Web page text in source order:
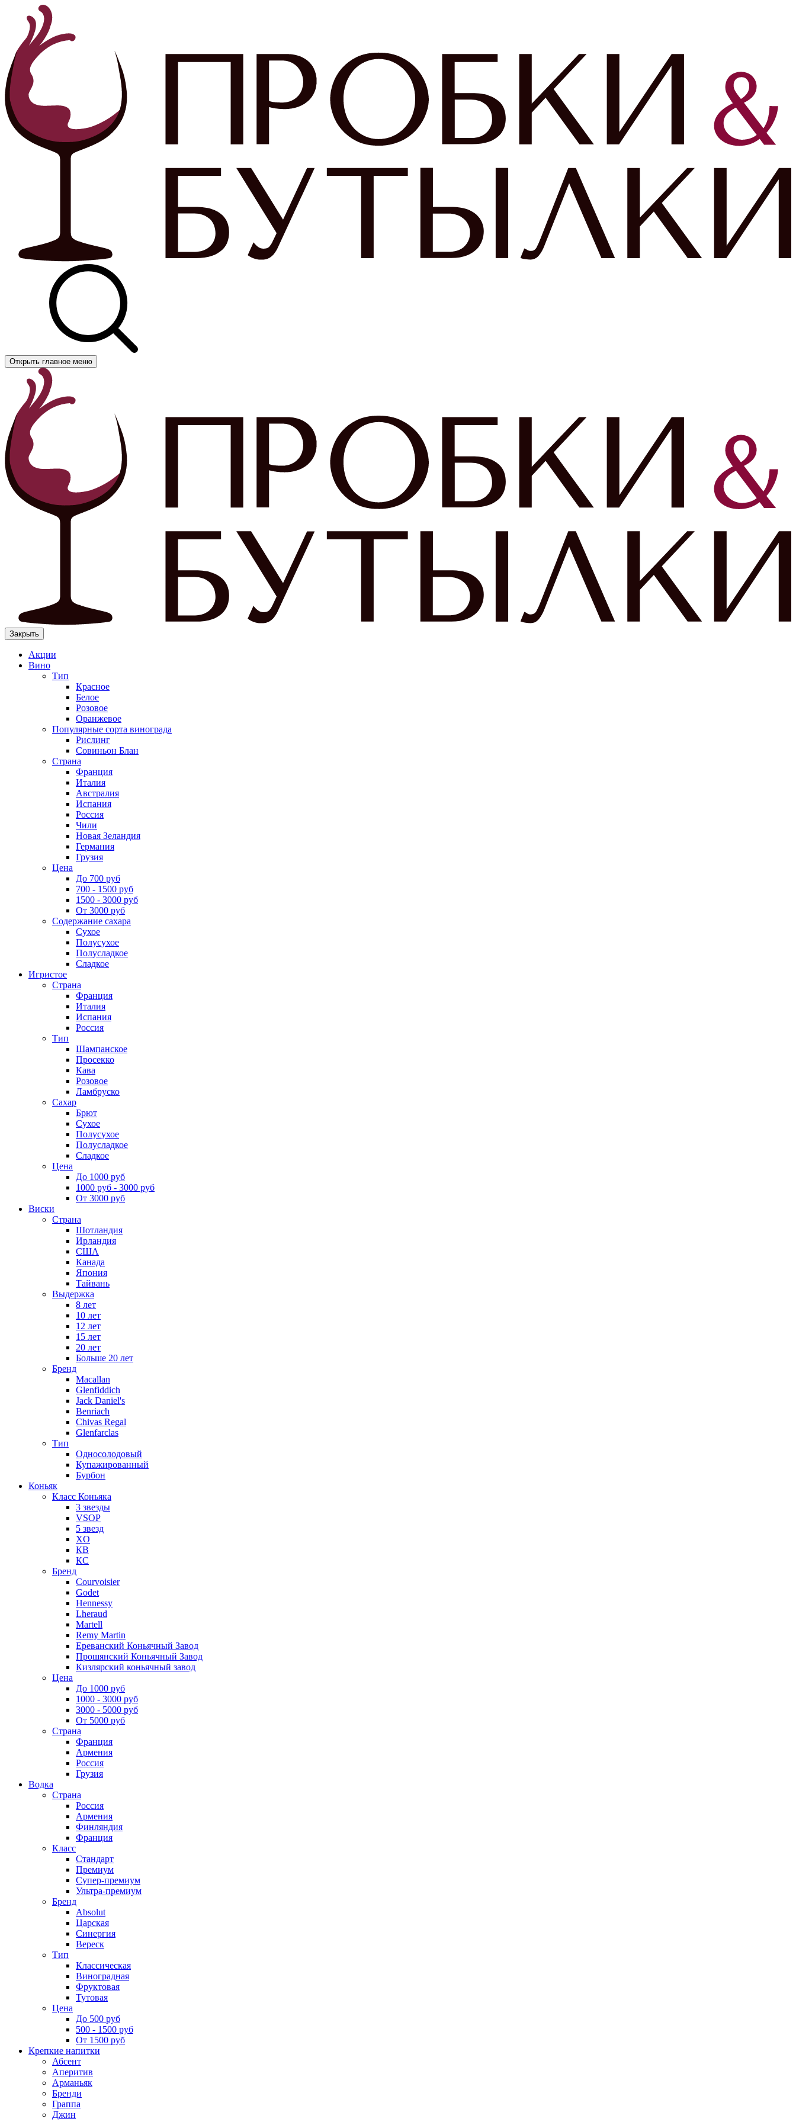
Открыть главное меню
Закрыть
Акции
Вино
Тип
Красное
Белое
Розовое
Оранжевое
Популярные сорта винограда
Рислинг
Совиньон Блан
Страна
Франция
Италия
Австралия
Испания
Россия
Чили
Новая Зеландия
Германия
Грузия
Цена
До 700 руб
700 - 1500 руб
1500 - 3000 руб
От 3000 руб
Содержание сахара
Сухое
Полусухое
Полусладкое
Сладкое
Игристое
Страна
Франция
Италия
Испания
Россия
Тип
Шампанское
Просекко
Кава
Розовое
Ламбруско
Сахар
Брют
Сухое
Полусухое
Полусладкое
Сладкое
Цена
До 1000 руб
1000 руб - 3000 руб
От 3000 руб
Виски
Страна
Шотландия
Ирландия
США
Канада
Япония
Тайвань
Выдержка
8 лет
10 лет
12 лет
15 лет
20 лет
Больше 20 лет
Бренд
Macallan
Glenfiddich
Jack Daniel's
Benriach
Chivas Regal
Glenfarclas
Тип
Односолодовый
Купажированный
Бурбон
Коньяк
Класс Коньяка
3 звезды
VSOP
5 звезд
XO
КВ
КС
Бренд
Courvoisier
Godet
Hennessy
Lheraud
Martell
Remy Martin
Ереванский Коньячный Завод
Прошянский Коньячный Завод
Кизлярский коньячный завод
Цена
До 1000 руб
1000 - 3000 руб
3000 - 5000 руб
От 5000 руб
Страна
Франция
Армения
Россия
Грузия
Водка
Страна
Россия
Армения
Финляндия
Франция
Класс
Стандарт
Премиум
Супер-премиум
Ультра-премиум
Бренд
Absolut
Царская
Синергия
Вереск
Тип
Классическая
Виноградная
Фруктовая
Тутовая
Цена
До 500 руб
500 - 1500 руб
От 1500 руб
Крепкие напитки
Абсент
Аперитив
Арманьяк
Бренди
Граппа
Джин